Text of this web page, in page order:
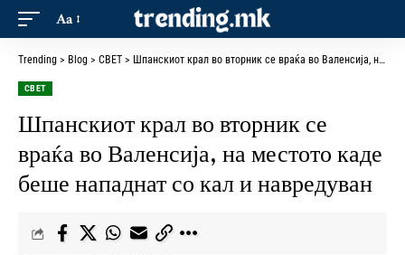
Aa
Trending > Blog > СВЕТ > Шпанскиот крал во вторник се враќа во Валенсија, на местото каде беше нападнат со кал и навредуван
СВЕТ
Шпанскиот крал во вторник се
враќа во Валенсија, на местото каде
беше нападнат со кал и навредуван